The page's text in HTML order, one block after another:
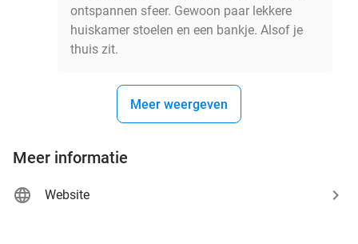
ontspannen sfeer. Gewoon paar lekkere
huiskamer stoelen en een bankje. Alsof je
thuis zit.
Meer weergeven
Meer informatie
Website